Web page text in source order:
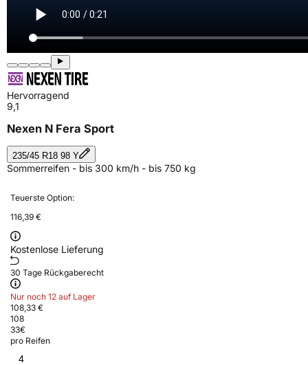
Hervorragend
9,1
Nexen N Fera Sport
235/45 R18 98 Y
Sommerreifen - bis 300 km/h - bis 750 kg
Teuerste Option:
116,39 €
Kostenlose Lieferung
30 Tage Rückgaberecht
Nur noch 12 auf Lager
108,33 €
108
33€
pro Reifen
4